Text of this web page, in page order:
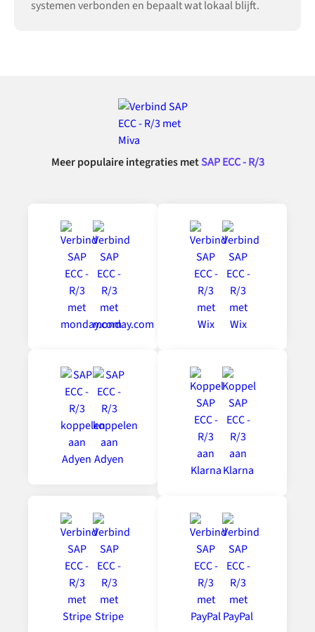
systemen verbonden en bepaalt wat lokaal blijft.
Meer populaire integraties metSAP ECC - R/3